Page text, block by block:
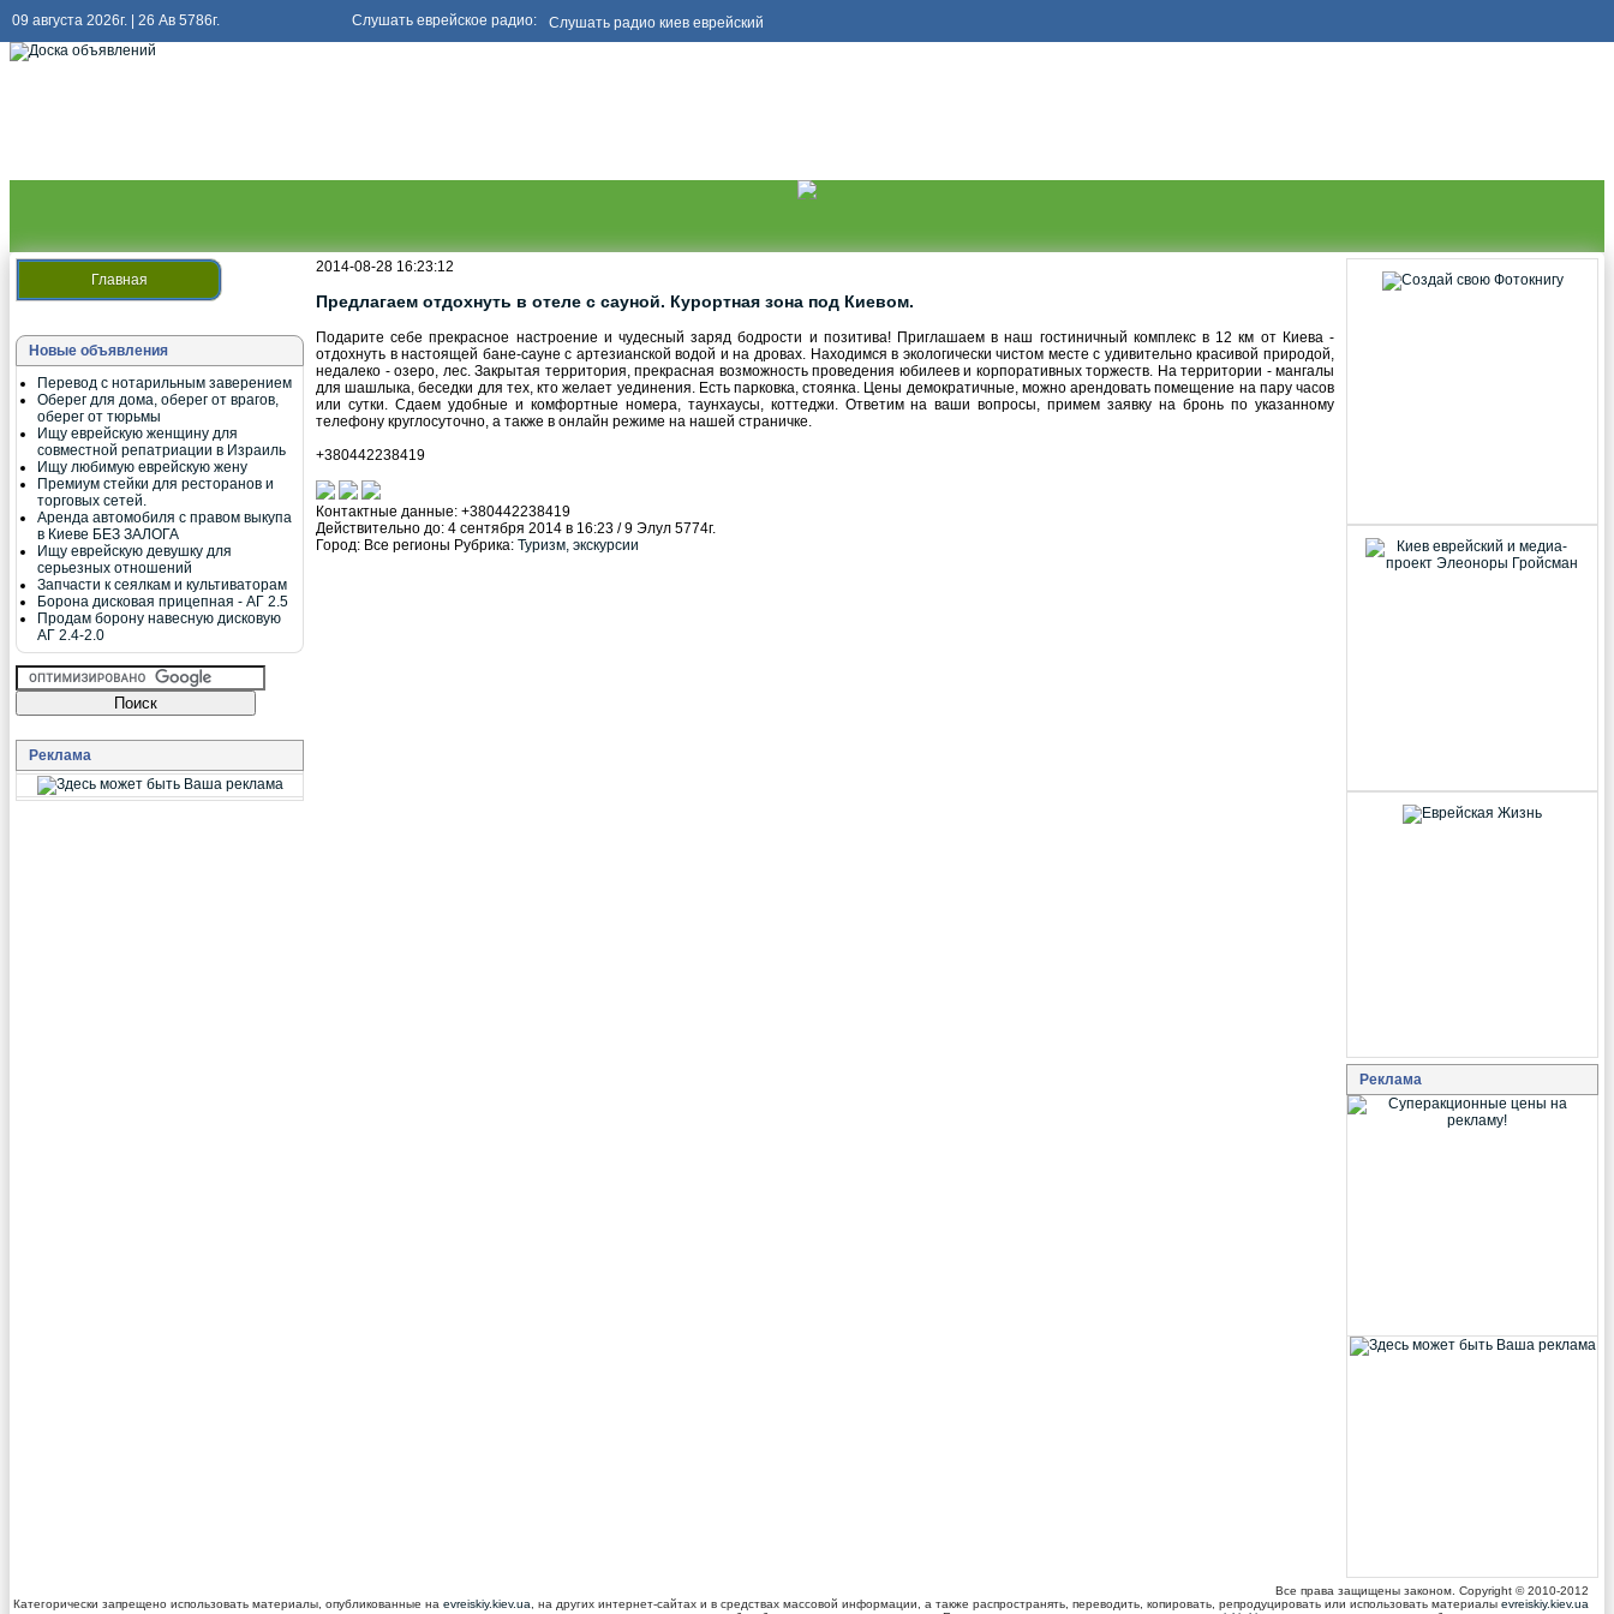
09 августа 2026г. | 26 Ав 5786г. Слушать еврейское радио: Слушать радио киев еврейский
2014-08-28 16:23:12
Предлагаем отдохнуть в отеле с сауной. Курортная зона под Киевом.
Подарите себе прекрасное настроение и чудесный заряд бодрости и позитива! Приглашаем в наш гостиничный комплекс в 12 км от Киева -
отдохнуть в настоящей бане-сауне с артезианской водой и на дровах. Находимся в экологически чистом месте с удивительно красивой природой,
недалеко - озеро, лес. Закрытая территория, прекрасная возможность проведения юбилеев и корпоративных торжеств. На территории - мангалы
для шашлыка, беседки для тех, кто желает уединения. Есть парковка, стоянка. Цены демократичные, можно арендовать помещение на пару часов
или сутки. Сдаем удобные и комфортные номера, таунхаусы, коттеджи. Ответим на ваши вопросы, примем заявку на бронь по указанному
телефону круглосуточно, а также в онлайн режиме на нашей страничке.
+380442238419
Контактные данные: +380442238419
Действительно до: 4 сентября 2014 в 16:23 / 9 Элул 5774г.
Город: Все регионы Рубрика: Туризм, экскурсии
Реклама
Главная
Новые объявления
Перевод с нотарильным заверением
Оберег для дома, оберег от врагов,
оберег от тюрьмы
Ищу еврейскую женщину для
совместной репатриации в Израиль
Ищу любимую еврейскую жену
Премиум стейки для ресторанов и
торговых сетей.
Аренда автомобиля с правом выкупа
в Киеве БЕЗ ЗАЛОГА
Ищу еврейскую девушку для
серьезных отношений
Запчасти к сеялкам и культиваторам
Борона дисковая прицепная - АГ 2.5
Продам борону навесную дисковую
АГ 2.4-2.0
Реклама
Все права защищены законом. Copyright © 2010-2012
Категорически запрещено использовать материалы, опубликованные на evreiskiy.kiev.ua , на других интернет-сайтах и в средствах массовой информации, а также распространять, переводить, копировать, репродуцировать или использовать материалы evreiskiy.kiev.ua